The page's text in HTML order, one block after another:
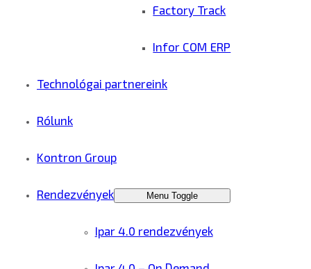
Factory Track
Infor COM ERP
Technológai partnereink
Rólunk
Kontron Group
Rendezvények Menu Toggle
Ipar 4.0 rendezvények